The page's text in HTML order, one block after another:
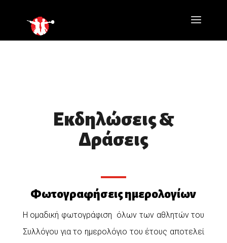
Εκδηλώσεις &
Δράσεις
Φωτογραφήσεις ημερολογίων
Η ομαδική φωτογράφιση όλων των αθλητών του
Συλλόγου για το ημερολόγιο του έτους αποτελεί